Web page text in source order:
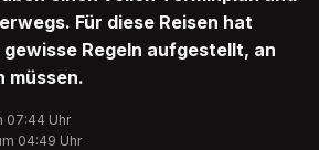
Für diese Reisen hat
gewisse Regeln aufgestellt, an
müssen.
07:44 Uhr
04:49 Uhr